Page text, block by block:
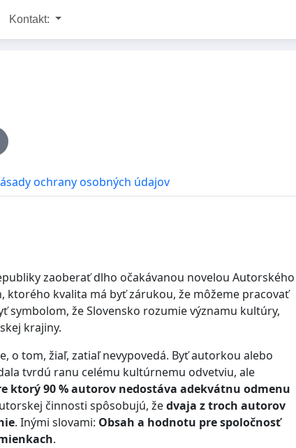
Kontakt:
ochrany osobných údajov
zaoberať dlho očakávanou novelou Autorského
ktorého kvalita má byť zárukou, že môžeme pracovať
symbolom, že Slovensko rozumie významu kultúry,
krajiny.
o tom, žiaľ, zatiaľ nevypovedá. Byť autorkou alebo
tvrdú ranu celému kultúrnemu odvetviu, ale
ktorý 90 % autorov nedostáva adekvátnu odmenu
činnosti spôsobujú, žedvaja z troch autorov
. Inými slovami: Obsah a hodnotu pre spoločnosť
.